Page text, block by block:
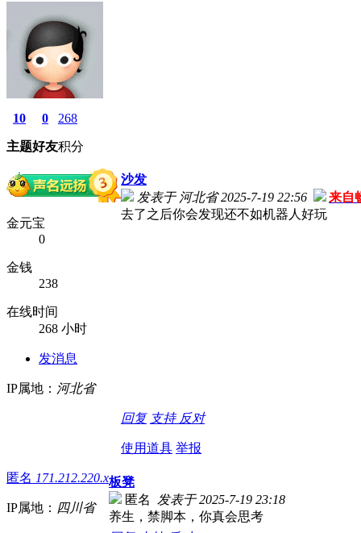
10
主题
0
好友
268
积分
金元宝
0
金钱
238
在线时间
268 小时
发消息
IP属地： 河北省
沙发
发表于 河北省 2025-7-19 22:56
来自
去了之后你会发现还不如机器人好玩
回复 支持 反对
使用道具 举报
匿名 171.212.220.x
IP属地： 四川省
板凳
匿名 发表于 2025-7-19 23:18
养生，禁脚本，你真会思考